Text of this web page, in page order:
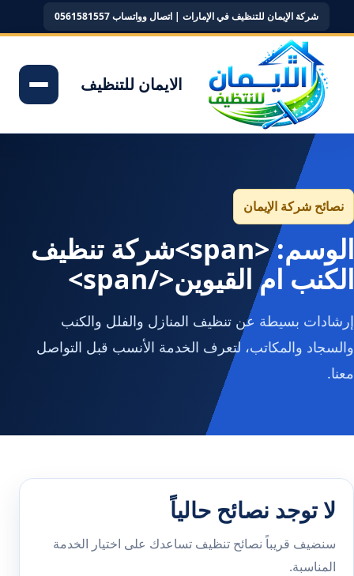
شركة الإيمان للتنظيف في الإمارات | اتصال وواتساب 0561581557
الايمان للتنظيف
نصائح شركة الإيمان
الوسم: <span>شركة تنظيف
الكنب ام القيوين</span>
إرشادات بسيطة عن تنظيف المنازل والفلل والكنب
والسجاد والمكاتب، لتعرف الخدمة الأنسب قبل التواصل
معنا.
لا توجد نصائح حالياً
سنضيف قريباً نصائح تنظيف تساعدك على اختيار الخدمة
المناسبة.